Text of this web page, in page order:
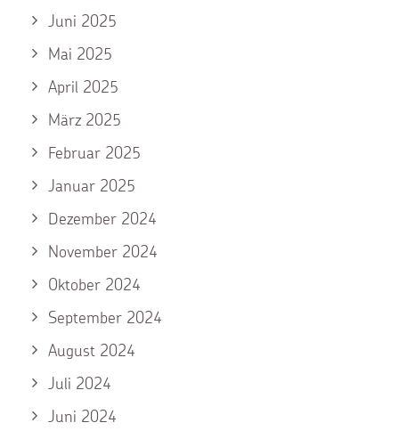
Juni 2025
Mai 2025
April 2025
März 2025
Februar 2025
Januar 2025
Dezember 2024
November 2024
Oktober 2024
September 2024
August 2024
Juli 2024
Juni 2024